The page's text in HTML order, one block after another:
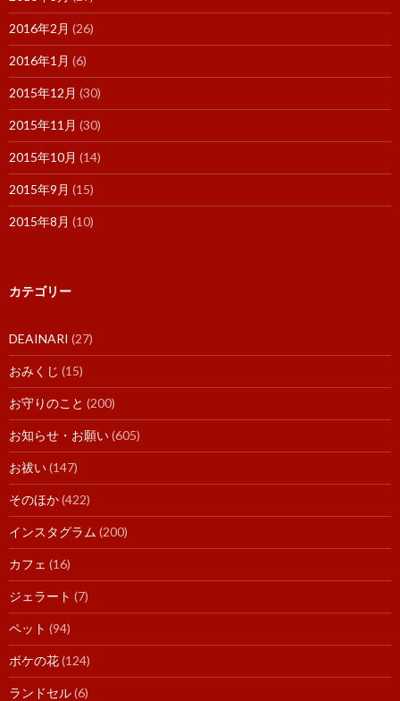
2016年2月 (26)
2016年1月 (6)
2015年12月 (30)
2015年11月 (30)
2015年10月 (14)
2015年9月 (15)
2015年8月 (10)
カテゴリー
DEAINARI (27)
おみくじ (15)
お守りのこと (200)
お知らせ・お願い(605)
お祓い(147)
そのほか(422)
インスタグラム (200)
カフェ (16)
ジェラート (7)
ペット (94)
ボケの花(124)
ランドセル(6)